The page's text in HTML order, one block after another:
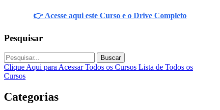
👉 Acesse aqui este Curso e o Drive Completo
Pesquisar
Buscar
Clique Aqui para Acessar Todos os Cursos Lista de Todos os
Cursos
Categorias